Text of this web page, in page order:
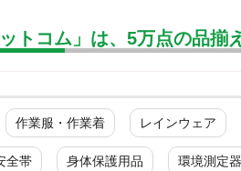
ットコム」は、5万点の品
作業服・作業着 レインウェア
全帯 身体保護用品 環境測定器